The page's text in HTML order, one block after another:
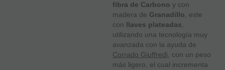
fibra de Carbono y con
madera de Granadillo, este
con llaves plateadas,
utilizando una tecnología muy
avanzada con la ayuda de
Corrado Giuffredi, con un peso
más ligero, el cual incrementa